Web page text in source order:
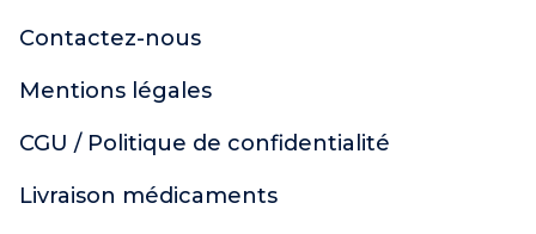
Contactez-nous
Mentions légales
CGU / Politique de confidentialité
Livraison médicaments